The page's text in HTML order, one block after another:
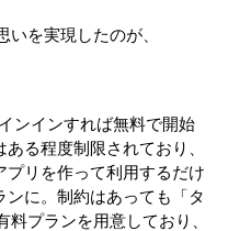
を実現したのが、
ンインすれば無料で開始
る程度制限されており、
リを作って利用するだけ
に。制約はあっても「タ
プランを用意しており、